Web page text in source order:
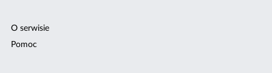
O serwisie
Pomoc